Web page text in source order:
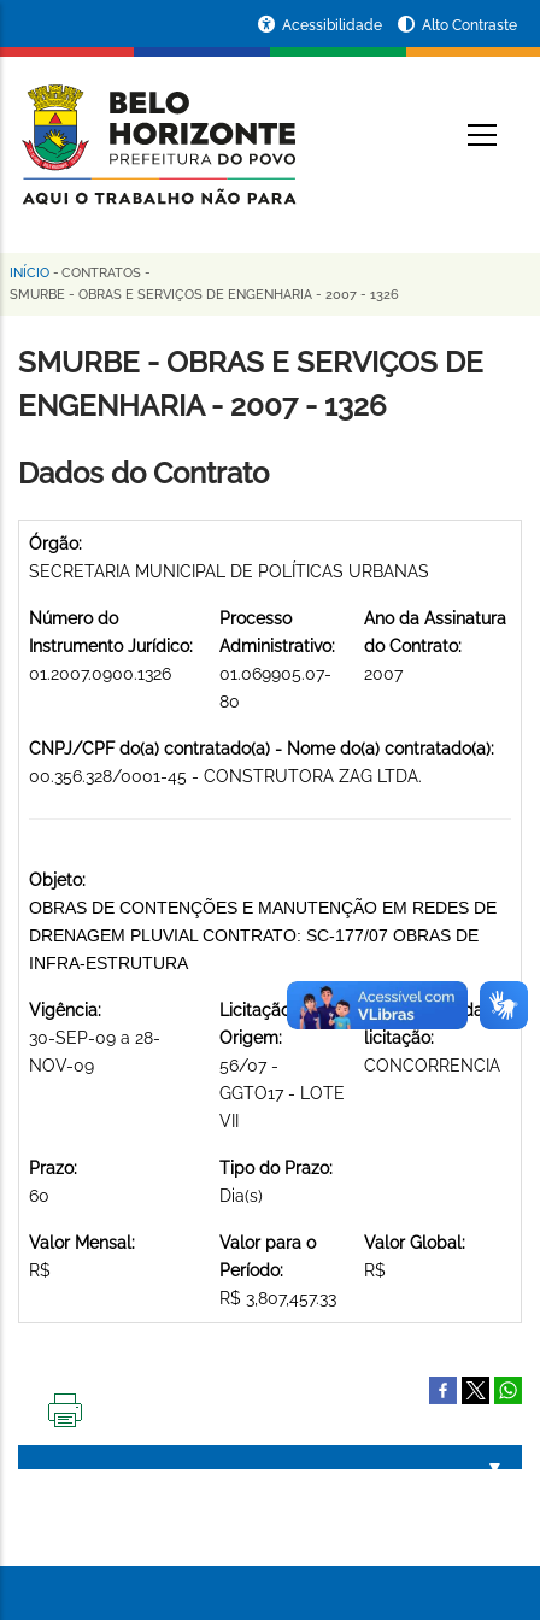
conteúdo
principal
da
Prefeitura
de
Horizonte
Acessibilidade Alto Contraste
Trilha
navegação
INÍCIO - CONTRATOS -
SMURBE - OBRAS E SERVIÇOS DE ENGENHARIA - 2007 - 1326
SMURBE - OBRAS E SERVIÇOS DE
ENGENHARIA - 2007 - 1326
Dados do Contrato
Órgão:
SECRETARIA MUNICIPAL DE POLÍTICAS URBANAS
Número do
Instrumento Jurídico:
01.2007.0900.1326
Processo
Administrativo:
01.069905.07-
80
Ano da Assinatura
do Contrato:
2007
CNPJ/CPF do(a) contratado(a) - Nome do(a) contratado(a):
00.356.328/0001-45 - CONSTRUTORA ZAG LTDA.
Objeto:
OBRAS DE CONTENÇÕES E MANUTENÇÃO EM REDES DE
DRENAGEM PLUVIAL CONTRATO: SC-177/07 OBRAS DE
INFRA-ESTRUTURA
Vigência:
30-SEP-09 a 28-
NOV-09
Licitação de
Origem:
56/07 -
GGTO17 - LOTE
VII
Modalidade da
licitação:
CONCORRENCIA
Prazo:
60
Tipo do Prazo:
Dia(s)
Valor Mensal:
R$
Valor para o
Período:
R$ 3,807,457.33
Valor Global:
R$
PÁGINA